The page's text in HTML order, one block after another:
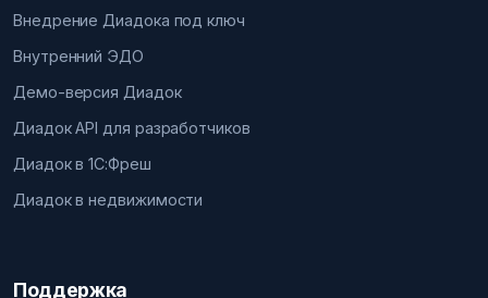
Внедрение Диадока под ключ
Внутренний ЭДО
Демо-версия Диадок
Диадок API для разработчиков
Диадок в 1С:Фреш
Диадок в недвижимости
Поддержка